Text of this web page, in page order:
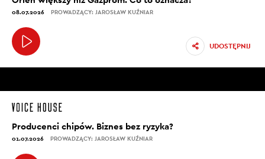
08.07.2026 PROWADZĄCY: JAROSŁAW KUŹNIAR
UDOSTĘPNIJ
Producenci chipów. Biznes bez ryzyka?
01.07.2026 PROWADZĄCY: JAROSŁAW KUŹNIAR